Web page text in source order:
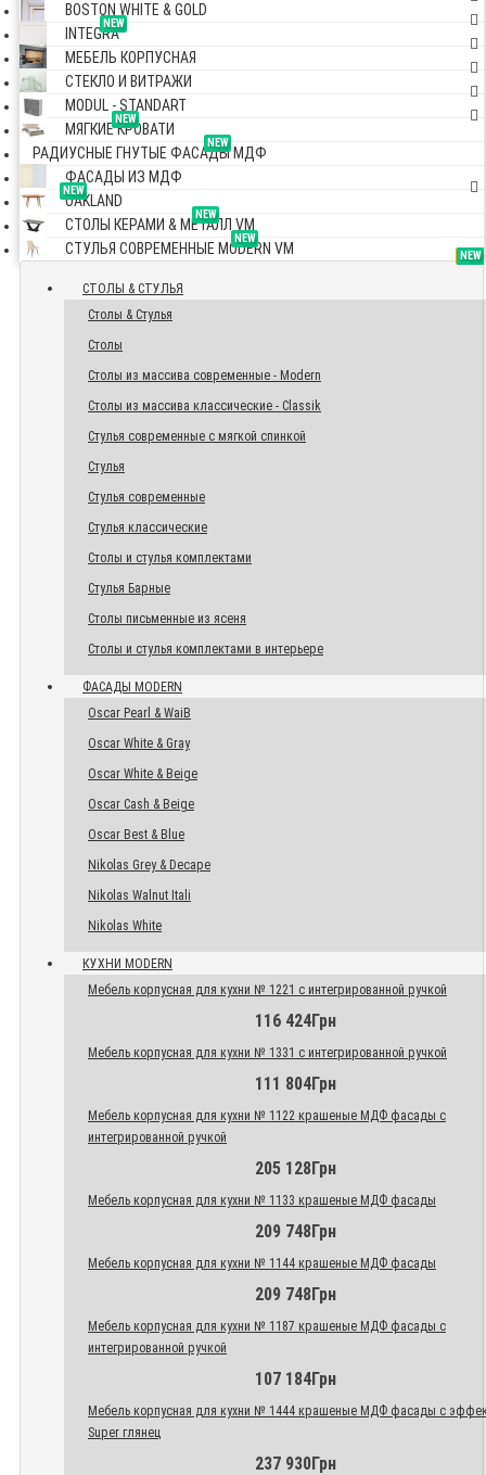
BOSTON WHITE & GOLD
NEW
INTEGRA
МЕБЕЛЬ КОРПУСНАЯ
СТЕКЛО И ВИТРАЖИ
MODUL - STANDART
NEW
МЯГКИЕ КРОВАТИ
NEW
РАДИУСНЫЕ ГНУТЫЕ ФАСАДЫ МДФ
ФАСАДЫ ИЗ МДФ
NEW
OAKLAND
NEW
СТОЛЫ КЕРАМИ & МЕТАЛЛ VM
NEW
СТУЛЬЯ СОВРЕМЕННЫЕ MODERN VM TOP
СТОЛЫ & СТУЛЬЯ
Столы & Стулья
Столы
Столы из массива современные - Modern
Столы из массива классические - Classik
Стулья современные с мягкой спинкой
Стулья
Стулья современные
Стулья классические
Столы и стулья комплектами
Стулья Барные
Столы письменные из ясеня
Столы и стулья комплектами в интерьере
NEW
ФАСАДЫ MODERN
Oscar Pearl & WaiB
Oscar White & Gray
Oscar White & Beige
Oscar Cash & Beige
Oscar Best & Blue
Nikolas Grey & Decape
Nikolas Walnut Itali
Nikolas White
NEW
КУХНИ MODERN
Мебель корпусная для кухни № 1221 с интегрированной ручкой
116 424Грн
Мебель корпусная для кухни № 1331 с интегрированной ручкой
111 804Грн
Мебель корпусная для кухни № 1122 крашеные МДФ фасады с
интегрированной ручкой
205 128Грн
Мебель корпусная для кухни № 1133 крашеные МДФ фасады
209 748Грн
Мебель корпусная для кухни № 1144 крашеные МДФ фасады
209 748Грн
Мебель корпусная для кухни № 1187 крашеные МДФ фасады с
интегрированной ручкой
107 184Грн
Мебель корпусная для кухни № 1444 крашеные МДФ фасады с
Super глянец
237 930Грн
NEW